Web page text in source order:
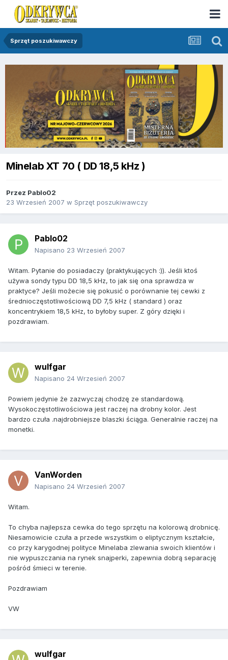
Sprzęt poszukiwawczy
Minelab XT 70 ( DD 18,5 kHz )
Przez Pablo02
23 Wrzesień 2007 w Sprzęt poszukiwawczy
Pablo02
Napisano 23 Wrzesień 2007
Witam. Pytanie do posiadaczy (praktykujących :)). Jeśli ktoś
używa sondy typu DD 18,5 kHz, to jak się ona sprawdza w
praktyce? Jeśli możecie się pokusić o porównanie tej cewki z
średnioczęstotliwościową DD 7,5 kHz ( standard ) oraz
koncentrykiem 18,5 kHz, to byłoby super. Z góry dzięki i
pozdrawiam.
wulfgar
Napisano 24 Wrzesień 2007
Powiem jedynie że zazwyczaj chodzę ze standardową.
Wysokoczęstotliwościowa jest raczej na drobny kolor. Jest
bardzo czuła .najdrobniejsze blaszki ściąga. Generalnie raczej na
monetki.
VanWorden
Napisano 24 Wrzesień 2007
Witam.
To chyba najlepsza cewka do tego sprzętu na kolorową drobnicę.
Niesamowicie czuła a przede wszystkim o eliptycznym kształcie,
co przy karygodnej polityce Minelaba zlewania swoich klientów i
nie wypuszczania na rynek snajperki, zapewnia dobrą separację
pośród śmieci w terenie.
Pozdrawiam
VW
wulfgar